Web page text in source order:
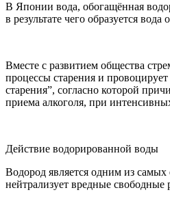
В Японии вода, обогащённая
в результате чего образуется
Вместе с развитием общества
процессы старения и
старения”, согласно которой
приема алкоголя, при
Действие водорированной воды
Водород является одним из
нейтрализует вредные свободные